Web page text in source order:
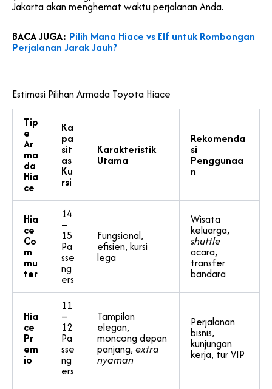
Jakarta akan menghemat waktu perjalanan Anda.
BACA JUGA: Pilih Mana Hiace vs Elf untuk Rombongan
Perjalanan Jarak Jauh?
Estimasi Pilihan Armada Toyota Hiace
Tip
e
Ar
ma
da
Hia
ce
Ka
pa
sit
as
Ku
rsi
Karakteristik
Utama
Rekomenda
si
Penggunaa
n
Hia
ce
Co
m
mu
ter
14
–
15
Pa
sse
ng
ers
Fungsional,
efisien, kursi
lega
Wisata
keluarga,
shuttle
acara,
transfer
bandara
Hia
ce
Pr
em
io
11
–
12
Pa
sse
ng
ers
Tampilan
elegan,
moncong depan
panjang,extra
nyaman
Perjalanan
bisnis,
kunjungan
kerja, tur VIP